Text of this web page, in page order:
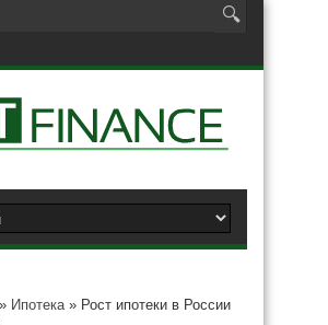
» Ипотека» Рост ипотеки в России